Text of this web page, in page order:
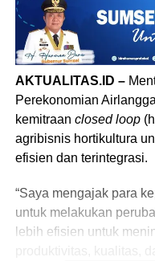
AKTUALITAS.ID –
Perekonomian
kemitraan closed loop
agribisnis hortikultura
efisien dan terintegrasi.
“Saya mengajak para
untuk melakukan
lebih efisien untuk